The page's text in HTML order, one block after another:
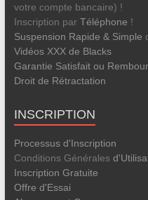
votre compte bancaire) !
Inscription par Téléphone !
Suspension Rapide & Simple
Vidéos XXX de Blacks
Garantie Satisfait ou
Droit de Rétractation
INSCRIPTION
Processus d'Inscription
Conditions Générales
Inscription Gratuite
Offre d'Essai